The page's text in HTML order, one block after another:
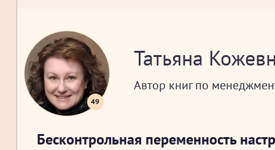
49
Татьяна
Автор книг по
Бесконтрольная переменность